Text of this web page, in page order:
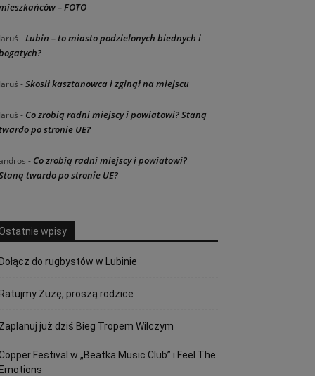
– FOTO
-Lubin – to miasto podzielonych biednych i
-Skosił kasztanowca i zginął na miejscu
- Co zrobią radni miejscy i powiatowi? Staną
po stronie UE?
- Co zrobią radni miejscy i powiatowi?
twardo po stronie UE?
wpisy
do rugbystów w Lubinie
Zuzę, proszą rodzice
już dziś Bieg Tropem Wilczym
Festival w „Beatka Music Club” i Feel The